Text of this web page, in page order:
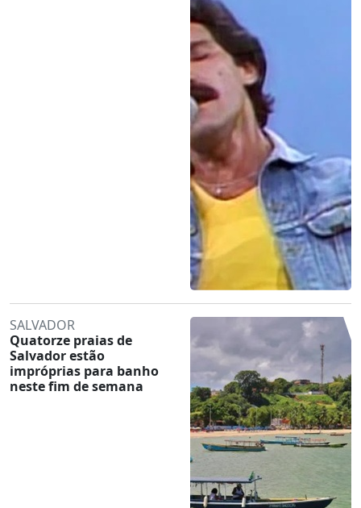
SALVADOR
Quatorze praias de
Salvador estão
impróprias para banho
neste fim de semana